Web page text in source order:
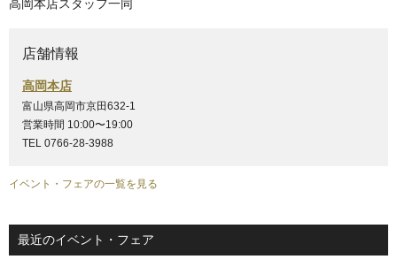
高岡本店スタッフ一同
店舗情報
高岡本店
富山県高岡市京田632-1
営業時間 10:00〜19:00
TEL 0766-28-3988
イベント・フェアの一覧を見る
最近のイベント・フェア